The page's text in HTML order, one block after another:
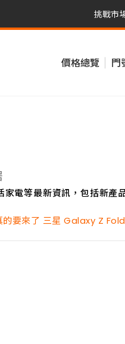
挑戰市
挑戰
價格總覽 門
電等最新資訊，包括新產
的要來了 三星 Galaxy Z